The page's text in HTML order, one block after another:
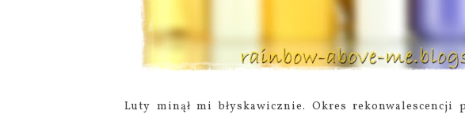
Luty minął mi błyskawicznie. Okres rekonwalescencji